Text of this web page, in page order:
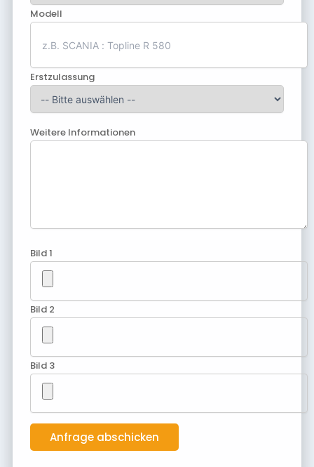
Modell
Erstzulassung
Weitere Informationen
Bild 1
Bild 2
Bild 3